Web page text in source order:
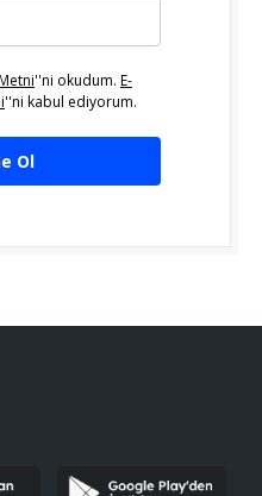
''ni okudum. E-
''ni kabul ediyorum.
Ol